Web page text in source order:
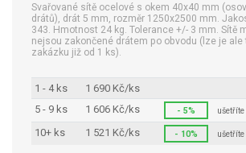
Svařované sítě ocelové s okem 40x40 mm
drátů), drát 5 mm, rozměr 1250x2500 mm.
343. Hmotnost 24 kg. Tolerance +/- 3 mm. Sítě
nejsou zakončené drátem po obvodu (lze je ale
zakázku již od 1 ks).
1 - 4 ks
1 690 Kč/ks
5 - 9 ks
1 606 Kč/ks - 5%
10+ ks 1 521 Kč/ks - 10% ušetříte